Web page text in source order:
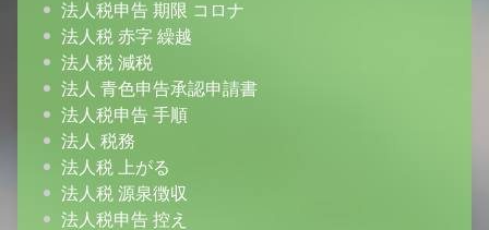
法人税申告 期限 コロナ
法人税 赤字 繰越
法人税 減税
法人 青色申告承認申請書
法人税申告 手順
法人 税務
法人税 上がる
法人税 源泉徴収
法人税申告 控え